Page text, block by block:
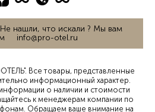
нашли, что искали ? Мы вам
info@pro-otel.ru
Все товары, представленные
информационный характер.
о наличии и стоимости
к менеджерам компании по
Обращаем ваше внимание на